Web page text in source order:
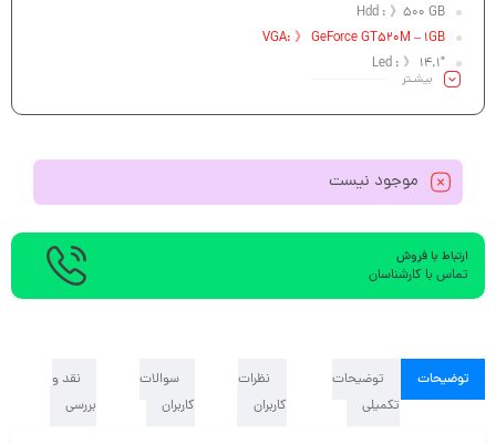
Hdd : 》500 GB
VGA: 》 GeForce GT520M – 1GB
Led : 》 14.1″
بیشـتر
موجود نیست
ارتباط با فروش
تماس با کارشناسان
توضیحات
توضیحات
تکمیلی
نظرات
کاربران
سوالات
کاربران
نقد و
بررسی